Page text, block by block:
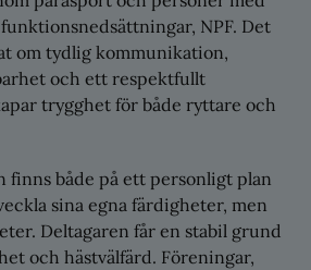
NPF. Det
om tydlig kommunikation,
och ett respektfullt
trygghet för både ryttare och
finns både på ett personligt plan
sina egna färdigheter, men
Deltagaren får en stabil grund
och hästvälfärd. Föreningar,